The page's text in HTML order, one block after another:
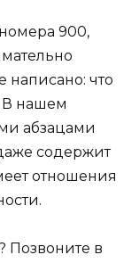
900,
написано: что
В нашем
абзацами
содержит
отношения
Позвоните в